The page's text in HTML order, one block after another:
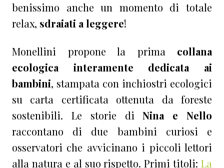
benissimo anche un momento di totale
relax, sdraiati a leggere!
Monellini propone la prima collana
ecologica interamente dedicata ai
bambini, stampata con inchiostri ecologici
su carta certificata ottenuta da foreste
sostenibili.
Le storie diNina e Nello
raccontano di due bambini curiosi e
osservatori che avvicinano i piccoli lettori
alla natura e al suo rispetto. Primi titoli: La